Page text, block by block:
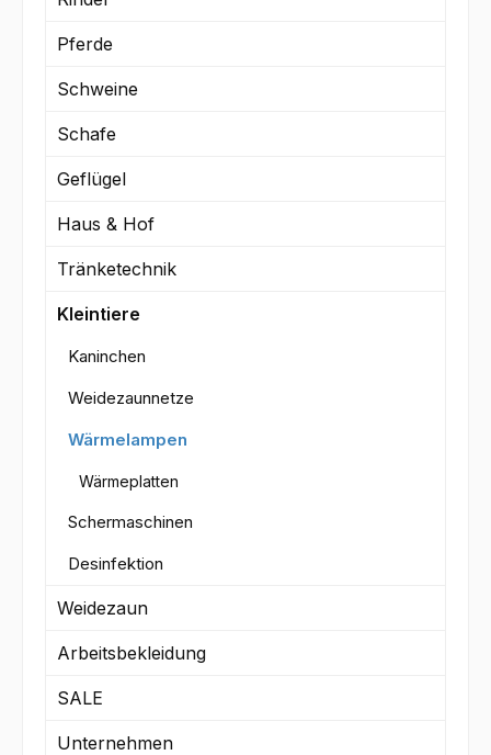
Pferde
Schweine
Schafe
Geflügel
Haus & Hof
Tränketechnik
Kleintiere
Kaninchen
Weidezaunnetze
Wärmelampen
Wärmeplatten
Schermaschinen
Desinfektion
Weidezaun
Arbeitsbekleidung
SALE
Unternehmen